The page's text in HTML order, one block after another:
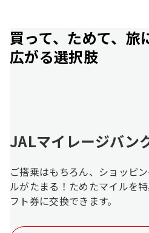
買って、ためて、旅
広がる選択肢
JALマイレージバン
ご搭乗はもちろん、ショッピ
ルがたまる！ためたマイルを
フト券に交換できます。